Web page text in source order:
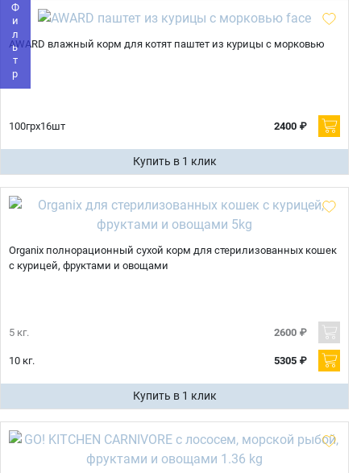
Фильтр
AWARD влажный корм для котят паштет из курицы с морковью
100грх16шт 2400 ₽
Купить в 1 клик
Organix полнорационный сухой корм для стерилизованных кошек
с курицей, фруктами и овощами
5 кг. 2600 ₽
10 кг. 5305 ₽
Купить в 1 клик
E-mail